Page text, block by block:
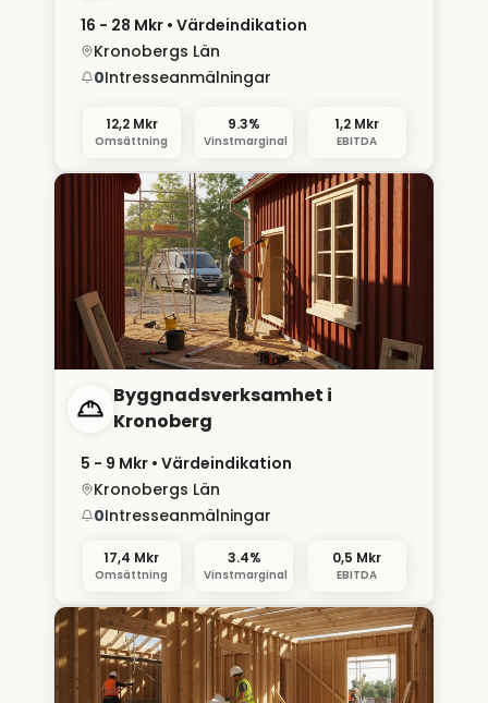
16 - 28 Mkr • Värdeindikation
Kronobergs Län
0Intresseanmälningar
12,2 Mkr
Omsättning
9.3%
Vinstmarginal
1,2 Mkr
EBITDA
Byggnadsverksamhet i
Kronoberg
5 - 9 Mkr • Värdeindikation
Kronobergs Län
0Intresseanmälningar
17,4 Mkr
Omsättning
3.4%
Vinstmarginal
0,5 Mkr
EBITDA